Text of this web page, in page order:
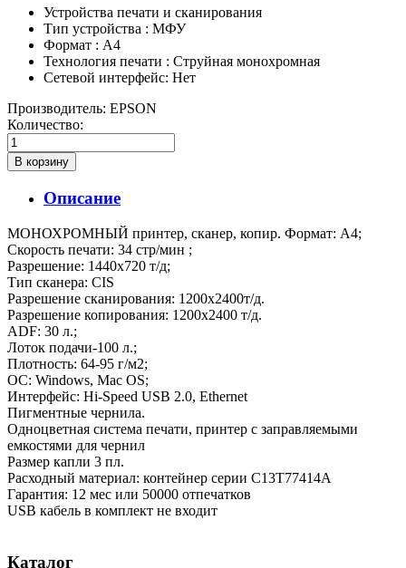
Устройства печати и сканирования
Тип устройства : МФУ
Формат : А4
Технология печати : Струйная монохромная
Сетевой интерфейс: Нет
Производитель: EPSON
Количество:
Описание
МОНОХРОМНЫЙ принтер, сканер, копир. Формат: А4;
Скорость печати: 34 стр/мин ;
Разрешение: 1440х720 т/д;
Тип сканера: CIS
Разрешение сканирования: 1200х2400т/д.
Разрешение копирования: 1200х2400 т/д.
ADF: 30 л.;
Лоток подачи-100 л.;
Плотность: 64-95 г/м2;
ОС: Windows, Mac OS;
Интерфейс: Hi-Speed USB 2.0, Ethernet
Пигментные чернила.
Одноцветная система печати, принтер с заправляемыми
емкостями для чернил
Размер капли 3 пл.
Расходный материал: контейнер серии C13T77414A
Гарантия: 12 мес или 50000 отпечатков
USB кабель в комплект не входит
Каталог